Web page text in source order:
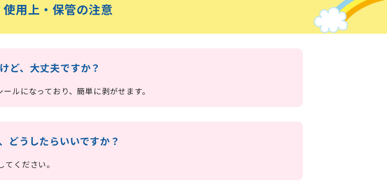
使用上・保管の注意
ど、大丈夫ですか？
ルになっており、簡単に剥がせます。
どうしたらいいですか？
ください。